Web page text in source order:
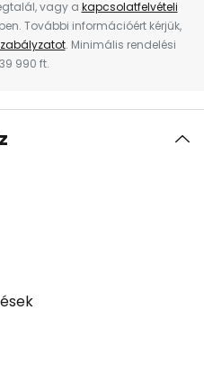
vagy a kapcsolatfelvételi
További információért kérjük,
. Minimális rendelési
990 ft.